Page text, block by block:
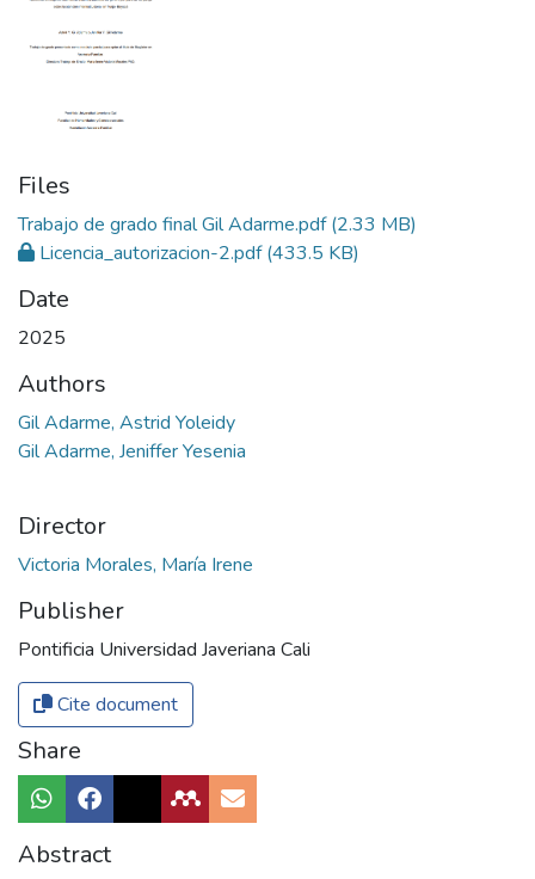
Files
Trabajo de grado final Gil Adarme.pdf(2.33 MB)
Licencia_autorizacion-2.pdf(433.5 KB)
Date
2025
Authors
Gil Adarme, Astrid Yoleidy
Gil Adarme, Jeniffer Yesenia
Director
Victoria Morales, María Irene
Publisher
Pontificia Universidad Javeriana Cali
Cite document
Share
Abstract